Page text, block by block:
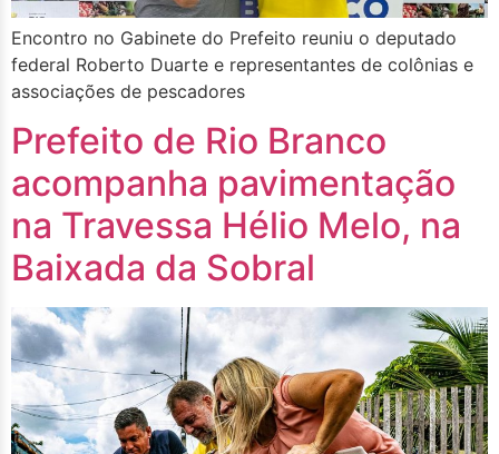
Encontro no Gabinete do Prefeito reuniu o deputado
federal Roberto Duarte e representantes de colônias e
associações de pescadores
Prefeito de Rio Branco
acompanha pavimentação
na Travessa Hélio Melo, na
Baixada da Sobral